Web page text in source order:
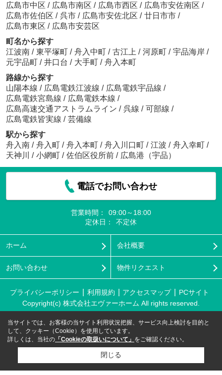
広島市中区 / 広島市南区 / 広島市西区 / 広島市安佐南区 /
広島市佐伯区 / 呉市 / 広島市安佐北区 / 廿日市市 /
広島市東区 / 広島市安芸区
町名から探す
江波南 / 東平塚町 / 舟入中町 / 古江上 / 河原町 / 宇品海岸 /
元宇品町 / 井口台 / 大手町 / 舟入本町
路線から探す
山陽本線 / 広島電鉄江波線 / 広島電鉄宇品線 /
広島電鉄宮島線 / 広島電鉄本線 /
広島高速交通アストラムライン / 呉線 / 可部線 /
広島電鉄皆実線 / 芸備線
駅から探す
舟入南 / 舟入町 / 舟入本町 / 舟入川口町 / 江波 / 舟入幸町 /
天神川
/ 小網町 / 佐伯区役所前 / 広島港（宇品）
電話でお問い合わせ
営業時間：
09:00～18:00
定休日：
不定休
ホーム 会社概要
お問い合わせ 物件リクエスト
プライバシーポリシー 利用規約 アクセスマップ
PCサイト
Copyright(c) 株式会社エヴァーホーム All rights reserved.
当サイトでは、お客様の当サイト利用状況把握、サービス向上検討を目的と
して、クッキー（Cookie）を使用しています。
詳しくは、当社の 「Cookieの取扱いについて」 をご確認ください。
閉じる